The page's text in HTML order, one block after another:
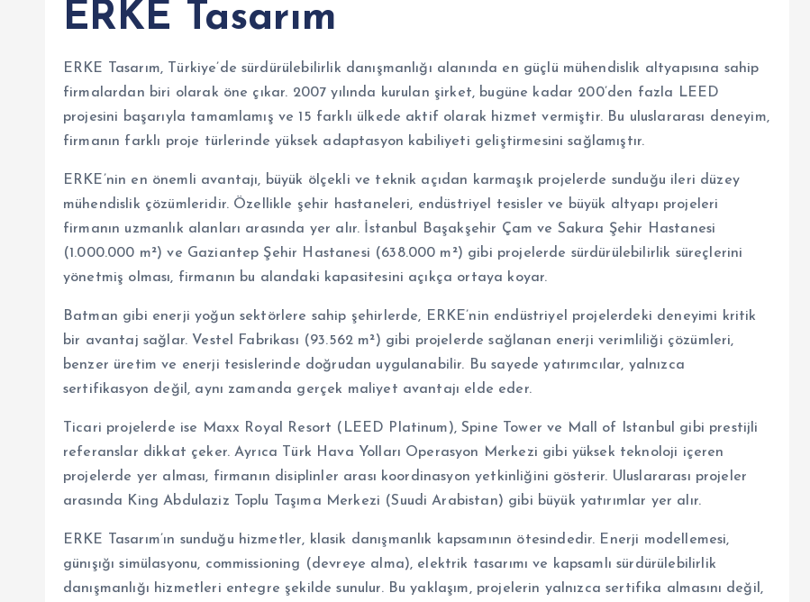
ERKE Tasarım
ERKE Tasarım, Türkiye’de sürdürülebilirlik danışmanlığı alanında en güçlü mühendislik altyapısına sahip
firmalardan biri olarak öne çıkar. 2007 yılında kurulan şirket, bugüne kadar 200’den fazla LEED
projesini başarıyla tamamlamış ve 15 farklı ülkede aktif olarak hizmet vermiştir. Bu uluslararası deneyim,
firmanın farklı proje türlerinde yüksek adaptasyon kabiliyeti geliştirmesini sağlamıştır.
ERKE’nin en önemli avantajı, büyük ölçekli ve teknik açıdan karmaşık projelerde sunduğu ileri düzey
mühendislik çözümleridir. Özellikle şehir hastaneleri, endüstriyel tesisler ve büyük altyapı projeleri
firmanın uzmanlık alanları arasında yer alır. İstanbul Başakşehir Çam ve Sakura Şehir Hastanesi
(1.000.000 m²) ve Gaziantep Şehir Hastanesi (638.000 m²) gibi projelerde sürdürülebilirlik süreçlerini
yönetmiş olması, firmanın bu alandaki kapasitesini açıkça ortaya koyar.
Batman gibi enerji yoğun sektörlere sahip şehirlerde, ERKE’nin endüstriyel projelerdeki deneyimi kritik
bir avantaj sağlar. Vestel Fabrikası (93.562 m²) gibi projelerde sağlanan enerji verimliliği çözümleri,
benzer üretim ve enerji tesislerinde doğrudan uygulanabilir. Bu sayede yatırımcılar, yalnızca
sertifikasyon değil, aynı zamanda gerçek maliyet avantajı elde eder.
Ticari projelerde ise Maxx Royal Resort (LEED Platinum), Spine Tower ve Mall of Istanbul gibi prestijli
referanslar dikkat çeker. Ayrıca Türk Hava Yolları Operasyon Merkezi gibi yüksek teknoloji içeren
projelerde yer alması, firmanın disiplinler arası koordinasyon yetkinliğini gösterir. Uluslararası projeler
arasında King Abdulaziz Toplu Taşıma Merkezi (Suudi Arabistan) gibi büyük yatırımlar yer alır.
ERKE Tasarım’ın sunduğu hizmetler, klasik danışmanlık kapsamının ötesindedir. Enerji modellemesi,
günışığı simülasyonu, commissioning (devreye alma), elektrik tasarımı ve kapsamlı sürdürülebilirlik
danışmanlığı hizmetleri entegre şekilde sunulur. Bu yaklaşım, projelerin yalnızca sertifika almasını değil,